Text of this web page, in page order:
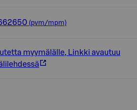
(pvm/mpm)
myymälälle, Linkki avautuu